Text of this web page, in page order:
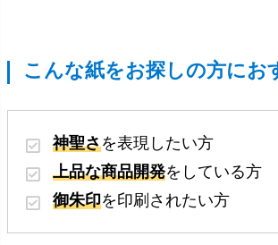
こんな紙をお探しの方にお
神聖さを表現したい方
上品な商品開発をしている方
御朱印を印刷されたい方